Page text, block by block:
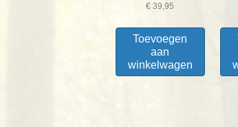
€ 39,95
Toevoegen
aan
winkelwagen